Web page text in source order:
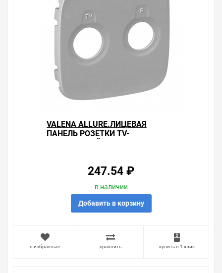
VALENA ALLURE.ЛИЦЕВАЯ
ПАНЕЛЬ РОЗЕТКИ TV-
247.54 ₽
в наличии
Добавить в корзину
в избранные сравнить купить в 1 клик